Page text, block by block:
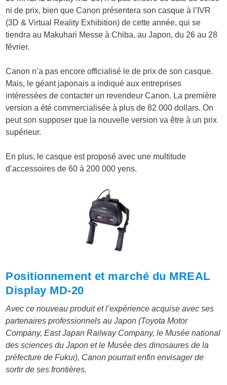
ni de prix, bien que Canon présentera son casque à l’IVR
(3D & Virtual Reality Exhibition) de cette année, qui se
tiendra au Makuhari Messe à Chiba, au Japon, du 26 au 28
février.
Canon n’a pas encore officialisé le de prix de son casque.
Mais, le géant japonais a indiqué aux entreprises
intéressées de contacter un revendeur Canon. La première
version a été commercialisée à plus de 82 000 dollars. On
peut son supposer que la nouvelle version va être à un prix
supérieur.
En plus, le casque est proposé avec une multitude
d’accessoires de 60 à 200 000 yens.
Positionnement et marché du MREAL
Display MD-20
Avec ce nouveau produit et l’expérience acquise avec ses
partenaires professionnels au Japon (Toyota Motor
Company, East Japan Railway Company, le Musée national
des sciences du Japon et le Musée des dinosaures de la
préfecture de Fukui), Canon pourrait enfin envisager de
sortir de ses frontières.